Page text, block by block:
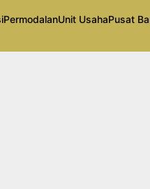
PermodalanUnit UsahaPusat